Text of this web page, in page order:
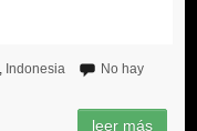
Indonesia
No hay